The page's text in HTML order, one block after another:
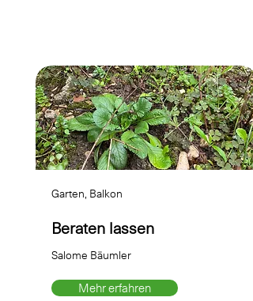
Garten, Balkon
Beraten lassen
Salome Bäumler
Mehr erfahren